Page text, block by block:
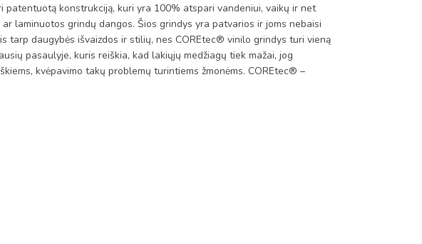
patentuotą konstrukciją, kuri yra 100% atspari vandeniui, vaikų ir net
laminuotos grindų dangos. Šios grindys yra patvarios ir joms nebaisi
tarp daugybės išvaizdos ir stilių, nes COREtec® vinilo grindys turi vieną
pasaulyje, kuris reiškia, kad lakiųjų medžiagų tiek mažai, jog
kvėpavimo takų problemų turintiems žmonėms. COREtec® –